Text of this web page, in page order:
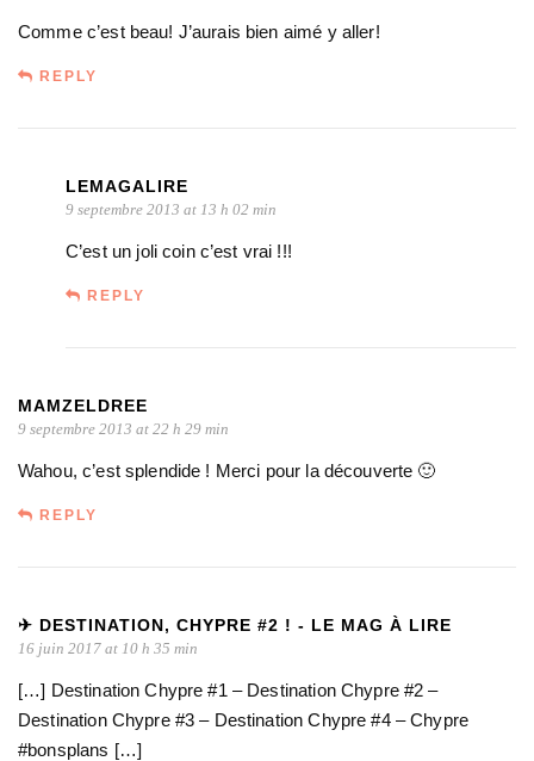
Comme c’est beau! J’aurais bien aimé y aller!
REPLY
LEMAGALIRE
9 septembre 2013 at 13 h 02 min
C’est un joli coin c’est vrai !!!
REPLY
MAMZELDREE
9 septembre 2013 at 22 h 29 min
Wahou, c’est splendide ! Merci pour la découverte 🙂
REPLY
✈ DESTINATION, CHYPRE #2 ! - LE MAG À LIRE
16 juin 2017 at 10 h 35 min
[…] Destination Chypre #1 – Destination Chypre #2 –
Destination Chypre #3 – Destination Chypre #4 – Chypre
#bonsplans […]